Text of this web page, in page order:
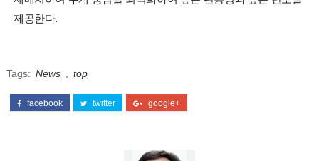
제공한다.
Tags: News top
facebook twitter google+